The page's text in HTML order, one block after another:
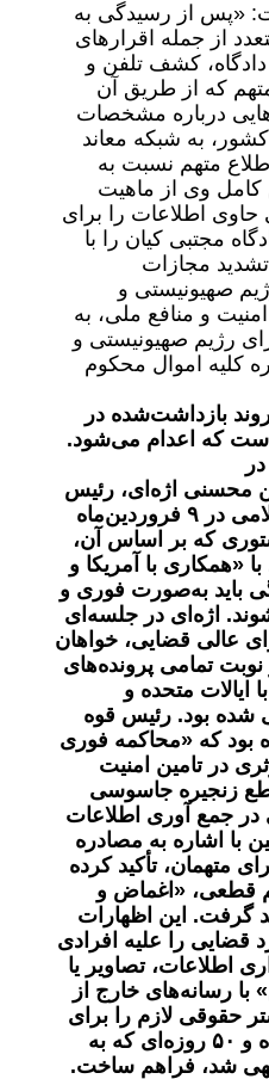
«پس از رسیدگی به
از جمله اقرار‌های
کشف تلفن و
که از طریق آن
درباره مشخصات
به شبکه معاند
متهم نسبت به
کامل وی از ماهیت
حاوی اطلاعات را برای
مجتبی کیان را با
تشدید مجازات
صهیونیستی و
و منافع ملی، به
رژیم صهیونیستی و
کلیه اموال محکوم
بازداشت‌شده در
روزه» است که اعدام می‌شود.
محسنی اژه‌ای، رئیس
قوه قضاییه جمهوری اسلامی در ۹ فروردین‌ماه
که بر اساس آن،
«همکاری با آمریکا و
باید به‌صورت فوری و
اژه‌ای در جلسه‌ای
عالی قضایی، خواهان
تمامی پرونده‌های
ایالات متحده و
شده بود. رئیس قوه
بود که «محاکمه فوری
در تامین امنیت
زنجیره جاسوسی
جمع آوری اطلاعات
با اشاره به مصادره
متهمان، تأکید کرده
قطعی، «اغماض و
گرفت. این اظهارات
قضایی را علیه افرادی
اطلاعات، تصاویر یا
رسانه‌های خارج از
حقوقی لازم را برای
فرآیند دادرسی فوق‌العاده و ۵۰ روزه‌ای که به
شد، فراهم ساخت.